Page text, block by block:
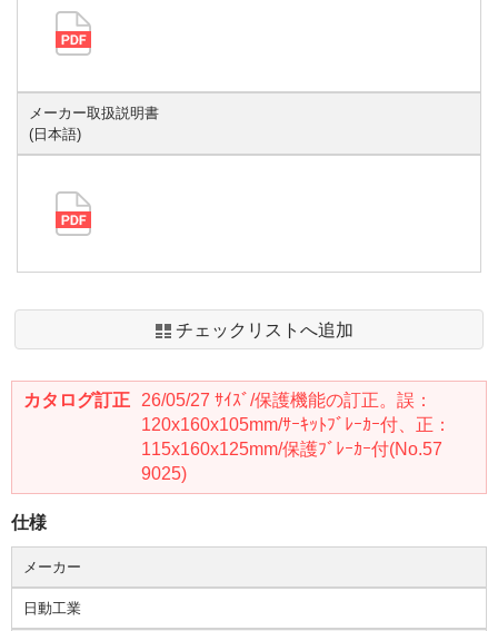
チェックリストへ追加
カタログ訂正
26/05/27 ｻｲｽﾞ/保護機能の訂正。誤：
120x160x105mm/ｻｰｷｯﾄﾌﾞﾚｰｶｰ付、正：
115x160x125mm/保護ﾌﾞﾚｰｶｰ付(No.57
9025)
仕様
メーカー
日動工業
メーカー取扱説明書
(日本語)